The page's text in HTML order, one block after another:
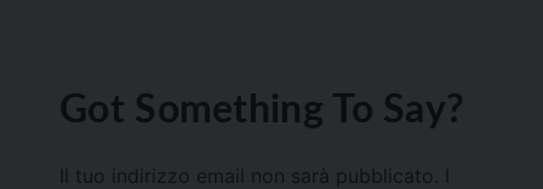
Got Something To Say?
Il tuo indirizzo email non sarà pubblicato.